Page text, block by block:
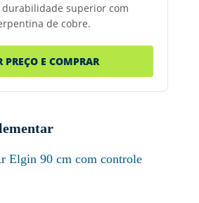
durabilidade superior com
de cobre.
PREÇO E COMPRAR
Elgin 90 cm com controle